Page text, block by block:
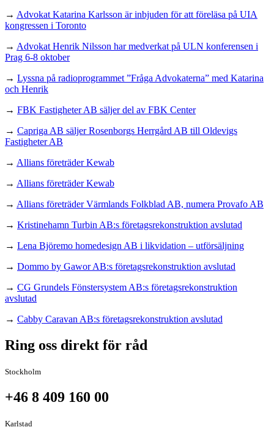
→ Advokat Katarina Karlsson är inbjuden för att föreläsa på UIA
kongressen i Toronto
→ Advokat Henrik Nilsson har medverkat på ULN konferensen i
Prag 6-8 oktober
→ Lyssna på radioprogrammet ”Fråga Advokaterna” med Katarina
och Henrik
→ FBK Fastigheter AB säljer del av FBK Center
→ Capriga AB säljer Rosenborgs Herrgård AB till Oldevigs
Fastigheter AB
→ Allians företräder Kewab
→ Allians företräder Kewab
→ Allians företräder Värmlands Folkblad AB, numera Provafo AB
→ Kristinehamn Turbin AB:s företagsrekonstruktion avslutad
→ Lena Björemo homedesign AB i likvidation – utförsäljning
→ Dommo by Gawor AB:s företagsrekonstruktion avslutad
→ CG Grundels Fönstersystem AB:s företagsrekonstruktion
avslutad
→ Cabby Caravan AB:s företagsrekonstruktion avslutad
Ring oss direkt för råd
Stockholm
+46 8 409 160 00
Karlstad